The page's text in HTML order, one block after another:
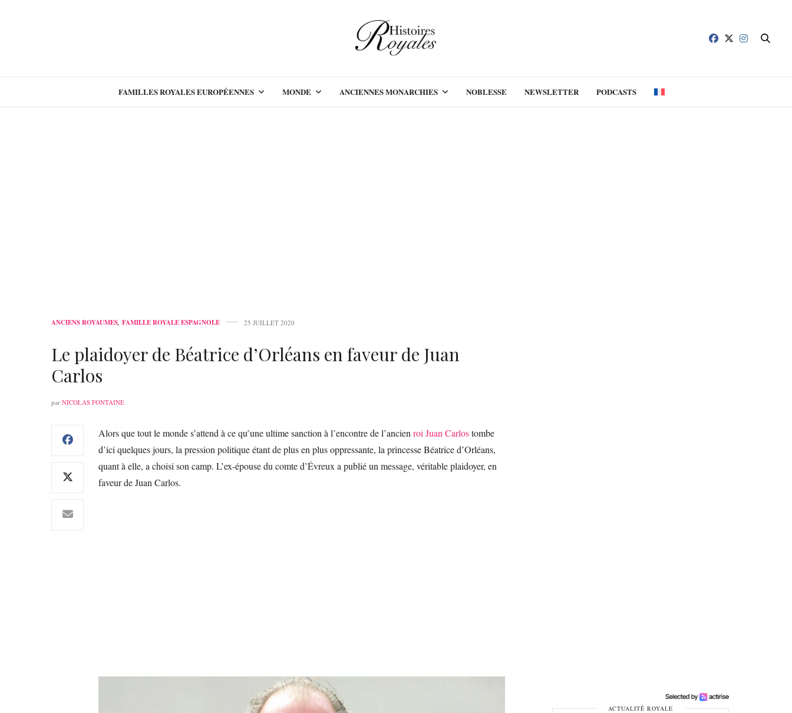
FAMILLES ROYALES EUROPÉENNES MONDE ANCIENNES MONARCHIES NOBLESSE NEWSLETTER PODCASTS
ANCIENS ROYAUMES, FAMILLE ROYALE ESPAGNOLE 25 JUILLET 2020
Le plaidoyer de Béatrice d’Orléans en faveur de Juan
Carlos
par NICOLAS FONTAINE
Alors que tout le monde s’attend à ce qu’une ultime sanction à l’encontre de l’ancien roi Juan Carlostombe
d’ici quelques jours, la pression politique étant de plus en plus oppressante, la princesse Béatrice d’Orléans,
quant à elle, a choisi son camp. L’ex-épouse du comte d’Évreux a publié un message, véritable plaidoyer, en
faveur de Juan Carlos.
ACTUALITÉ ROYALE